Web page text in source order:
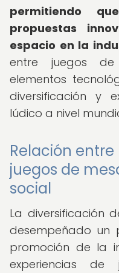
permitiendo
propuestas
espacio en la
entre juegos
elementos
diversificación y
lúdico a nivel
Relación
juegos de
social
La diversificación
desempeñado un
promoción de la
experiencias